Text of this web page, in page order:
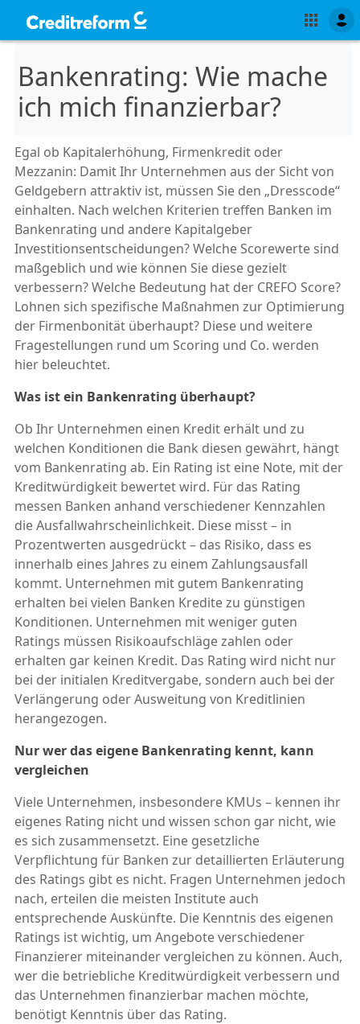
Bankenrating: Wie mache
ich mich finanzierbar?
Egal ob Kapitalerhöhung, Firmenkredit oder
Mezzanin: Damit Ihr Unternehmen aus der Sicht von
Geldgebern attraktiv ist, müssen Sie den „Dresscode“
einhalten. Nach welchen Kriterien treffen Banken im
Bankenrating und andere Kapitalgeber
Investitionsentscheidungen? Welche Scorewerte sind
maßgeblich und wie können Sie diese gezielt
verbessern? Welche Bedeutung hat der CREFO Score?
Lohnen sich spezifische Maßnahmen zur Optimierung
der Firmenbonität überhaupt? Diese und weitere
Fragestellungen rund um Scoring und Co. werden
hier beleuchtet.
Was ist ein Bankenrating überhaupt?
Ob Ihr Unternehmen einen Kredit erhält und zu
welchen Konditionen die Bank diesen gewährt, hängt
vom Bankenrating ab. Ein Rating ist eine Note, mit der
Kreditwürdigkeit bewertet wird. Für das Rating
messen Banken anhand verschiedener Kennzahlen
die Ausfallwahrscheinlichkeit. Diese misst – in
Prozentwerten ausgedrückt – das Risiko, dass es
innerhalb eines Jahres zu einem Zahlungsausfall
kommt. Unternehmen mit gutem Bankenrating
erhalten bei vielen Banken Kredite zu günstigen
Konditionen. Unternehmen mit weniger guten
Ratings müssen Risikoaufschläge zahlen oder
erhalten gar keinen Kredit. Das Rating wird nicht nur
bei der initialen Kreditvergabe, sondern auch bei der
Verlängerung oder Ausweitung von Kreditlinien
herangezogen.
Nur wer das eigene Bankenrating kennt, kann
vergleichen
Viele Unternehmen, insbesondere KMUs – kennen ihr
eigenes Rating nicht und wissen schon gar nicht, wie
es sich zusammensetzt. Eine gesetzliche
Verpflichtung für Banken zur detaillierten Erläuterung
des Ratings gibt es nicht. Fragen Unternehmen jedoch
nach, erteilen die meisten Institute auch
entsprechende Auskünfte. Die Kenntnis des eigenen
Ratings ist wichtig, um Angebote verschiedener
Finanzierer miteinander vergleichen zu können. Auch,
wer die betriebliche Kreditwürdigkeit verbessern und
das Unternehmen finanzierbar machen möchte,
benötigt Kenntnis über das Rating.